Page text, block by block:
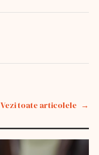
Vezi toate articolele